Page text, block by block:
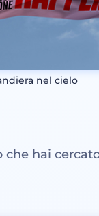
nel cielo
hai